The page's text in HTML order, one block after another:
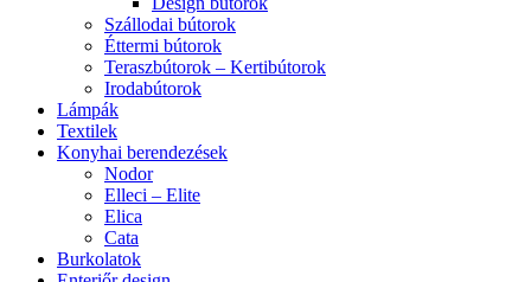
Szállodai bútorok
Éttermi bútorok
Teraszbútorok – Kertibútorok
Irodabútorok
Lámpák
Textilek
Konyhai berendezések
Nodor
Elleci – Elite
Elica
Cata
Burkolatok